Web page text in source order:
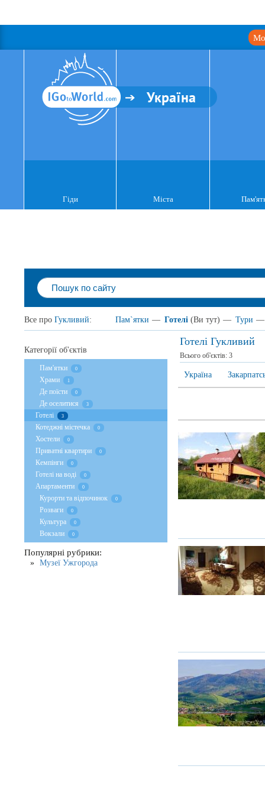
Україна
Гіди Міста
Все про Гукливий: Пам`ятки — Готелі (Ви тут) — Тури —
Готелі Гукливий
Всього об'єктів: 3
Україна
Категорії об'єктів
Пам'ятки 0
Храми 1
Де поїсти 0
Де оселитися 3
Готелі 3
Котеджні містечка 0
Хостели 0
Приватні квартири 0
Кемпінги 0
Готелі на воді 0
Апартаменти 0
Курорти та відпочинок 0
Розваги 0
Культура 0
Вокзали 0
Популярні рубрики:
Музеї Ужгорода